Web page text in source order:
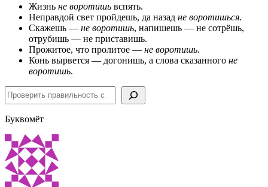
Жизнь не воротишь вспять.
Неправдой свет пройдешь, да назад не воротишься.
Скажешь — не воротишь, напишешь — не сотрёшь,
отрубишь — не приставишь.
Прожитое, что пролитое — не воротишь.
Конь вырвется — догонишь, а слова сказанного не
воротишь.
Поиск
Буквомёт